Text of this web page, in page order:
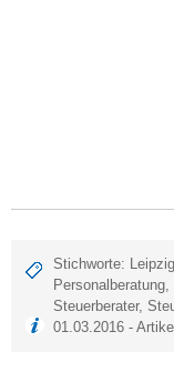
Stichworte: Leipzig
Personalberatung,
Steuerberater,
01.03.2016 -Artikel